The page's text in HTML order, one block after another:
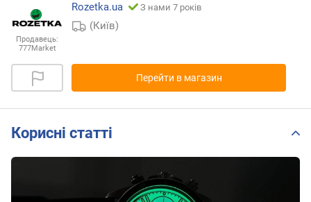
Продавець:
777Market
Rozetka.ua
З нами 7 років
(Київ)
Перейти в магазин
Корисні статті